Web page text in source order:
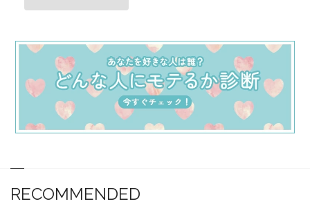
RECOMMENDED